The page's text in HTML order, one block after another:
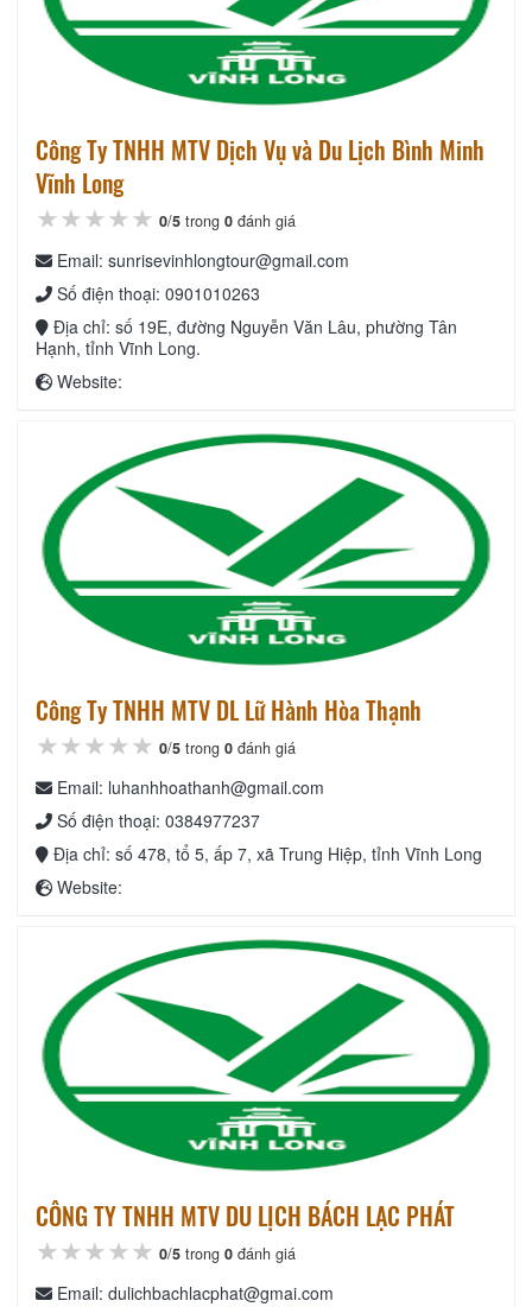
Công Ty TNHH MTV Dịch Vụ và Du Lịch Bình Minh
Vĩnh Long
★★★★★
★★★★★
★★★★★ 0/5 trong 0 đánh giá
Email: sunrisevinhlongtour@gmail.com
Số điện thoại: 0901010263
Địa chỉ: số 19E, đường Nguyễn Văn Lâu, phường Tân
Hạnh, tỉnh Vĩnh Long.
Website:
Công Ty TNHH MTV DL Lữ Hành Hòa Thạnh
★★★★★
★★★★★
★★★★★ 0/5 trong 0 đánh giá
Email: luhanhhoathanh@gmail.com
Số điện thoại: 0384977237
Địa chỉ: số 478, tổ 5, ấp 7, xã Trung Hiệp, tỉnh Vĩnh Long
Website:
CÔNG TY TNHH MTV DU LỊCH BÁCH LẠC PHÁT
★★★★★
★★★★★
★★★★★ 0/5 trong 0 đánh giá
Email: dulichbachlacphat@gmai.com